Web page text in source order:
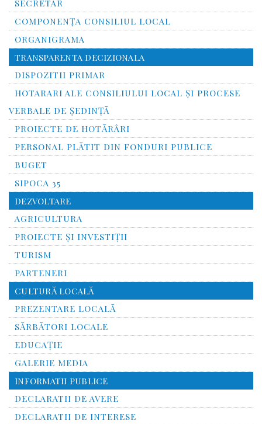
SECRETAR
COMPONENȚA CONSILIUL LOCAL
ORGANIGRAMA
TRANSPARENTA DECIZIONALA
DISPOZITII PRIMAR
HOTARARI ALE CONSILIULUI LOCAL ȘI PROCESE
VERBALE DE ȘEDINȚĂ
PROIECTE DE HOTĂRÂRI
PERSONAL PLĂTIT DIN FONDURI PUBLICE
BUGET
SIPOCA 35
DEZVOLTARE
AGRICULTURA
PROIECTE ȘI INVESTIȚII
TURISM
PARTENERI
CULTURĂ LOCALĂ
PREZENTARE LOCALĂ
SĂRBĂTORI LOCALE
EDUCAȚIE
GALERIE MEDIA
INFORMATII PUBLICE
DECLARATII DE AVERE
DECLARATII DE INTERESE